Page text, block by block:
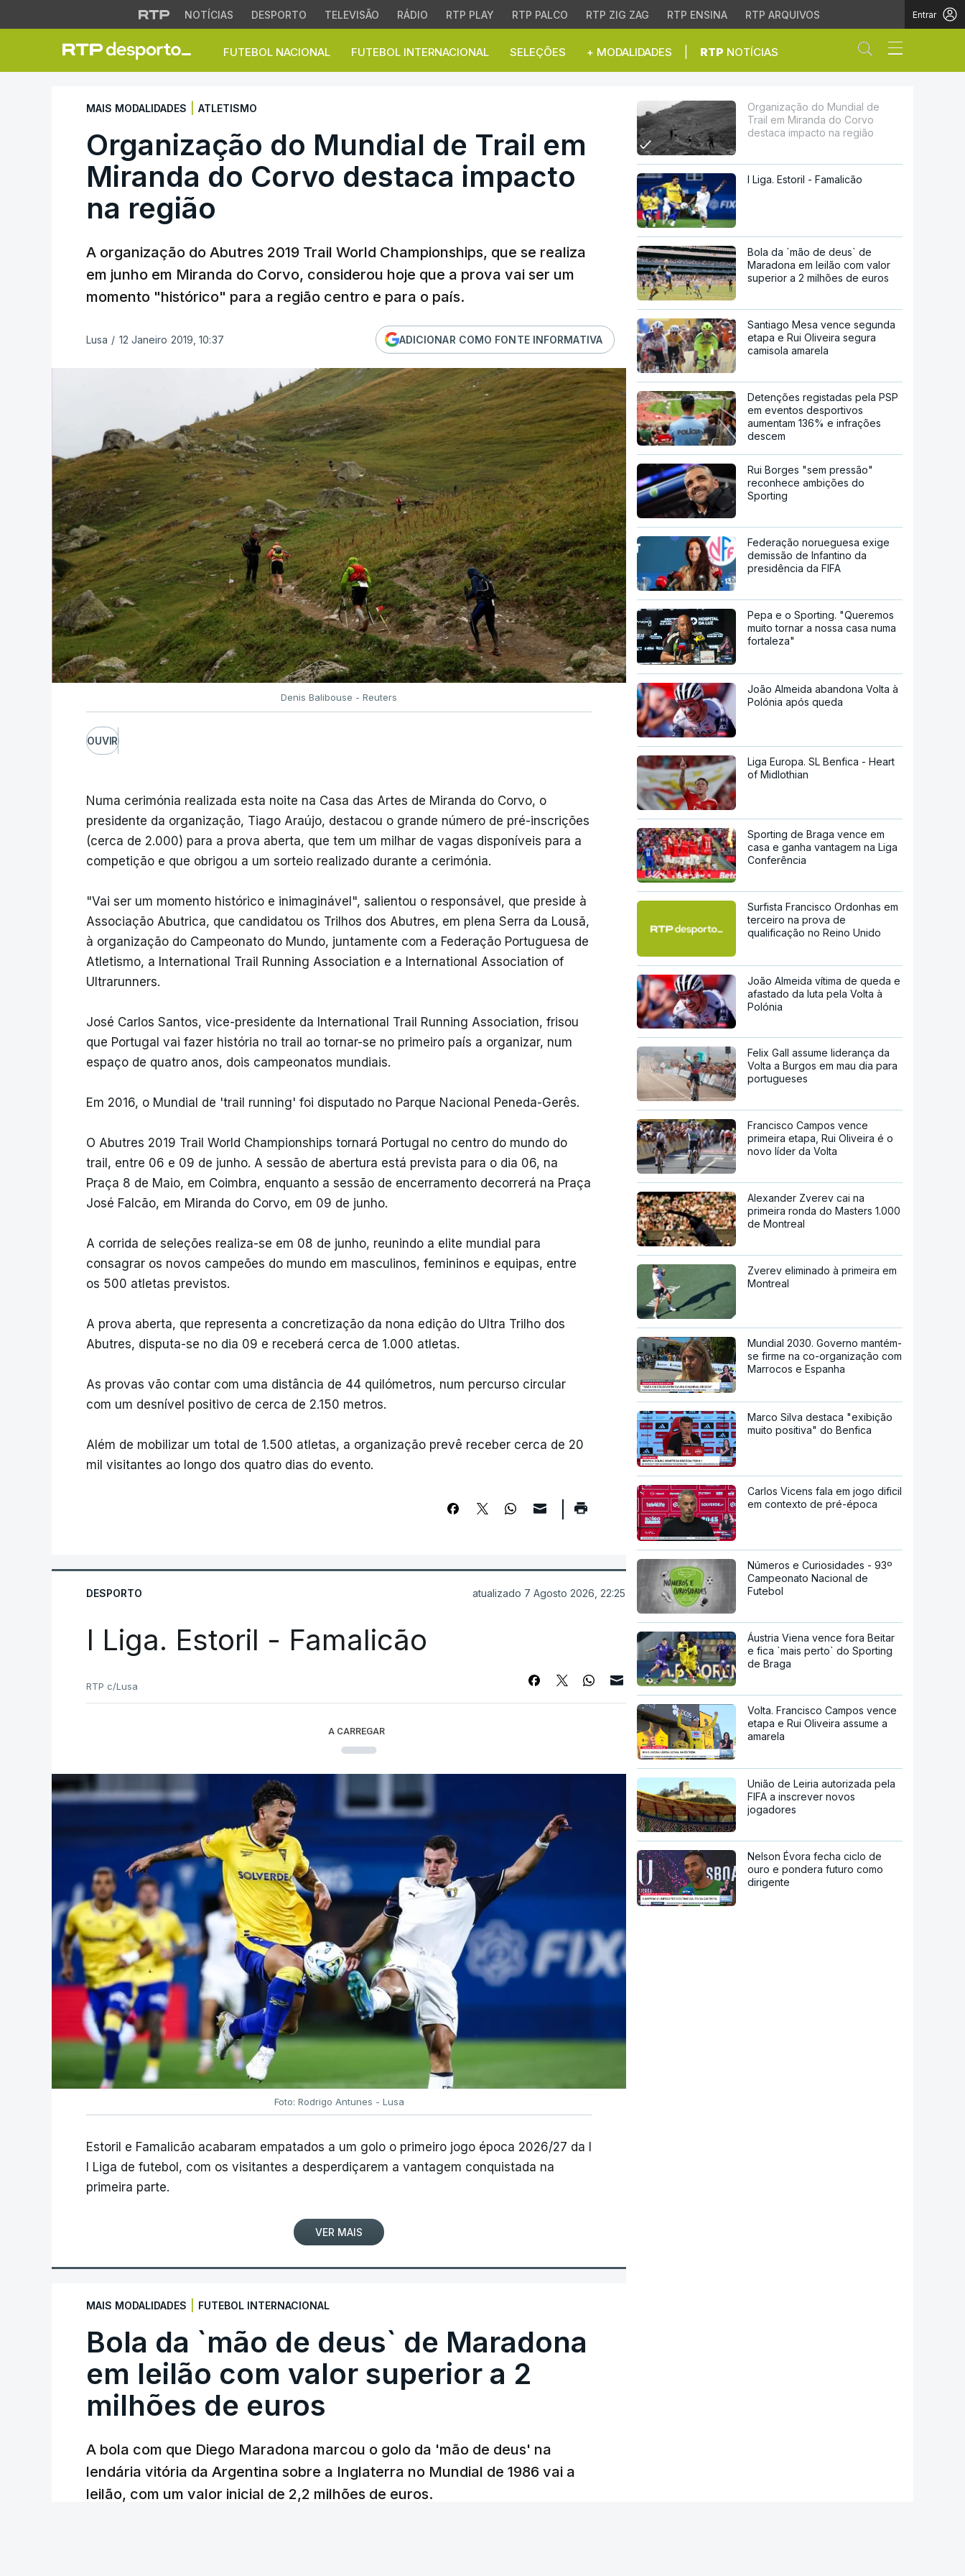
NOTÍCIAS DESPORTO TELEVISÃO RÁDIO RTP PLAY RTP PALCO RTP ZIG ZAG RTP ENSINA RTP ARQUIVOS Entrar
FUTEBOL NACIONAL FUTEBOL INTERNACIONAL SELEÇÕES + MODALIDADES RTP NOTÍCIAS Abrir campo
Organização do Mundial de Trail em Miranda do Corvo destaca
MAIS MODALIDADES ATLETISMO
Organização do Mundial de Trail em
Miranda do Corvo destaca impacto
na região
A organização do Abutres 2019 Trail World Championships, que se realiza
em junho em Miranda do Corvo, considerou hoje que a prova vai ser um
momento "histórico" para a região centro e para o país.
Lusa / 12 Janeiro 2019, 10:37 ADICIONAR COMO FONTE INFORMATIVA
Denis Balibouse - Reuters
OUVIR
Numa cerimónia realizada esta noite na Casa das Artes de Miranda do Corvo, o
presidente da organização, Tiago Araújo, destacou o grande número de pré-inscrições
(cerca de 2.000) para a prova aberta, que tem um milhar de vagas disponíveis para a
competição e que obrigou a um sorteio realizado durante a cerimónia.
"Vai ser um momento histórico e inimaginável", salientou o responsável, que preside à
Associação Abutrica, que candidatou os Trilhos dos Abutres, em plena Serra da Lousã,
à organização do Campeonato do Mundo, juntamente com a Federação Portuguesa de
Atletismo, a International Trail Running Association e a International Association of
Ultrarunners.
José Carlos Santos, vice-presidente da International Trail Running Association, frisou
que Portugal vai fazer história no trail ao tornar-se no primeiro país a organizar, num
espaço de quatro anos, dois campeonatos mundiais.
Em 2016, o Mundial de 'trail running' foi disputado no Parque Nacional Peneda-Gerês.
O Abutres 2019 Trail World Championships tornará Portugal no centro do mundo do
trail, entre 06 e 09 de junho. A sessão de abertura está prevista para o dia 06, na
Praça 8 de Maio, em Coimbra, enquanto a sessão de encerramento decorrerá na Praça
José Falcão, em Miranda do Corvo, em 09 de junho.
A corrida de seleções realiza-se em 08 de junho, reunindo a elite mundial para
consagrar os novos campeões do mundo em masculinos, femininos e equipas, entre
os 500 atletas previstos.
A prova aberta, que representa a concretização da nona edição do Ultra Trilho dos
Abutres, disputa-se no dia 09 e receberá cerca de 1.000 atletas.
As provas vão contar com uma distância de 44 quilómetros, num percurso circular
com um desnível positivo de cerca de 2.150 metros.
Além de mobilizar um total de 1.500 atletas, a organização prevê receber cerca de 20
mil visitantes ao longo dos quatro dias do evento.
DESPORTO atualizado 7 Agosto 2026, 22:25
I Liga. Estoril - Famalicão
RTP c/Lusa
A CARREGAR
Foto: Rodrigo Antunes - Lusa
Estoril e Famalicão acabaram empatados a um golo o primeiro jogo época 2026/27 da I
I Liga de futebol, com os visitantes a desperdiçarem a vantagem conquistada na
primeira parte.
VER MAIS
MAIS MODALIDADES FUTEBOL INTERNACIONAL
Bola da `mão de deus` de Maradona
em leilão com valor superior a 2
milhões de euros
A bola com que Diego Maradona marcou o golo da 'mão de deus' na
lendária vitória da Argentina sobre a Inglaterra no Mundial de 1986 vai a
leilão, com um valor inicial de 2,2 milhões de euros.
Organização do Mundial de
Trail em Miranda do Corvo
destaca impacto na região
I Liga. Estoril - Famalicão
Bola da `mão de deus` de
Maradona em leilão com valor
superior a 2 milhões de euros
Santiago Mesa vence segunda
etapa e Rui Oliveira segura
camisola amarela
Detenções registadas pela PSP
em eventos desportivos
aumentam 136% e infrações
descem
Rui Borges "sem pressão"
reconhece ambições do
Sporting
Federação norueguesa exige
demissão de Infantino da
presidência da FIFA
Pepa e o Sporting. "Queremos
muito tornar a nossa casa numa
fortaleza"
João Almeida abandona Volta à
Polónia após queda
Liga Europa. SL Benfica - Heart
of Midlothian
Sporting de Braga vence em
casa e ganha vantagem na Liga
Conferência
Surfista Francisco Ordonhas em
terceiro na prova de
qualificação no Reino Unido
João Almeida vítima de queda e
afastado da luta pela Volta à
Polónia
Felix Gall assume liderança da
Volta a Burgos em mau dia para
portugueses
Francisco Campos vence
primeira etapa, Rui Oliveira é o
novo líder da Volta
Alexander Zverev cai na
primeira ronda do Masters 1.000
de Montreal
Zverev eliminado à primeira em
Montreal
Mundial 2030. Governo mantém-
se firme na co-organização com
Marrocos e Espanha
Marco Silva destaca "exibição
muito positiva" do Benfica
Carlos Vicens fala em jogo dificil
em contexto de pré-época
Números e Curiosidades - 93º
Campeonato Nacional de
Futebol
Áustria Viena vence fora Beitar
e fica `mais perto` do Sporting
de Braga
Volta. Francisco Campos vence
etapa e Rui Oliveira assume a
amarela
União de Leiria autorizada pela
FIFA a inscrever novos
jogadores
Nelson Évora fecha ciclo de
ouro e pondera futuro como
dirigente